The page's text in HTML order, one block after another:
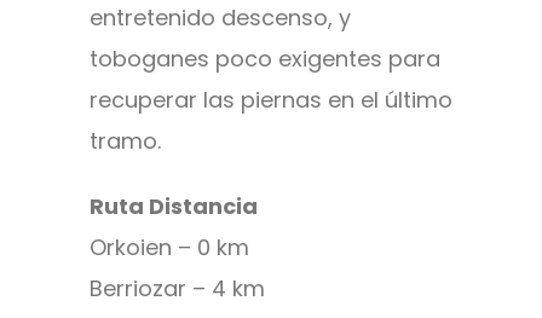
entretenido descenso, y
toboganes poco exigentes para
recuperar las piernas en el último
tramo.
Ruta Distancia
Orkoien – 0 km
Berriozar – 4 km